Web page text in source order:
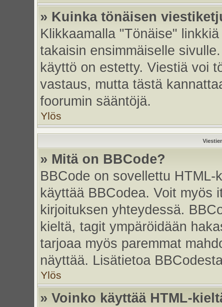
» Kuinka tönäisen
Klikkaamalla "Tönäise"
takaisin ensimmäiselle
käyttö on estetty. Viestiä voi
vastaus, mutta tästä
foorumin sääntöjä.
Ylös
» Mitä on BBCode?
BBCode on sovellettu
käyttää BBCodea. Voit myös
kirjoituksen yhteydessä.
kieltä, tagit ympäröidään
tarjoaa myös paremmat
näyttää. Lisätietoa
Ylös
» Voinko käyttää HTML-